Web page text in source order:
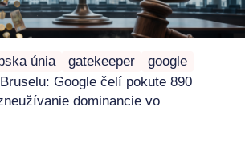
únia gatekeeper
google
Google čelí pokute 890
dominancie vo